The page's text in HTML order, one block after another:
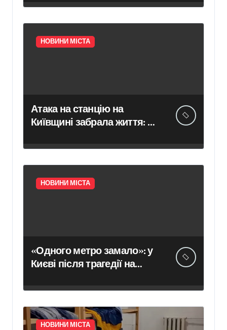
відновлення
законтрактували резервні
потужності понад 1,5 ГВт
НОВИНИ МІСТА
Атака на станцію на
Київщині забрала життя: в
чому потяги не зупиняють
рух під час ударів
НОВИНИ МІСТА
«Одного метро замало»: у
Києві після трагедії на
додаткових бетонних
укриттів
НОВИНИ МІСТА